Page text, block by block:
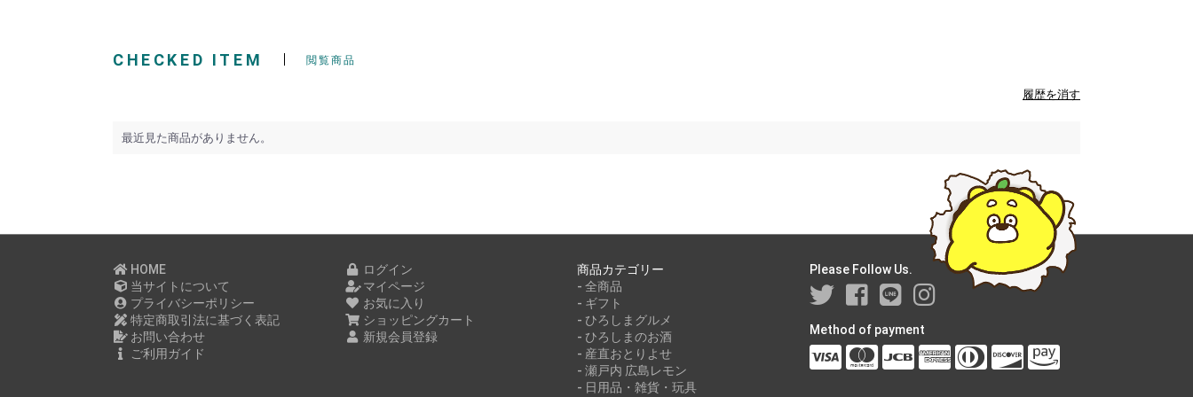
CHECKED ITEM 閲覧商品
履歴を消す
最近見た商品がありません。
HOME
当サイトについて
プライバシーポリシー
特定商取引法に基づく表記
お問い合わせ
ご利用ガイド
ログイン
マイページ
お気に入り
ショッピングカート
新規会員登録
商品カテゴリー
- 全商品
- ギフト
- ひろしまグルメ
- ひろしまのお酒
- 産直おとりよせ
- 瀬戸内 広島レモン
- 日用品・雑貨・玩具
Please Follow Us.
Method of payment